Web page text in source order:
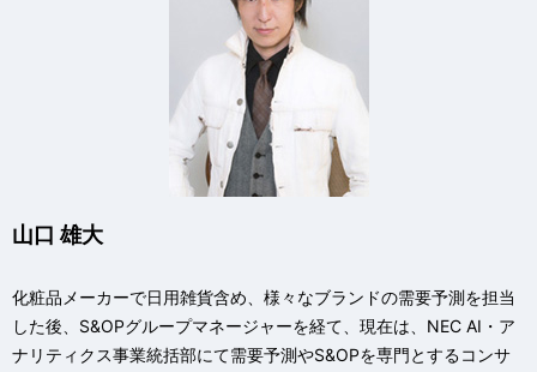
山口 雄大
化粧品メーカーで日用雑貨含め、様々なブランドの需要予測を担当
した後、S&OPグループマネージャーを経て、現在は、NEC AI・ア
ナリティクス事業統括部にて需要予測やS&OPを専門とするコンサ